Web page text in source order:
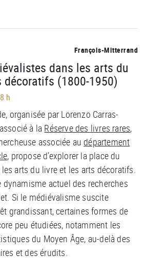
François-Mitterrand
dans les arts du
(1800-1950)
h
organisée par Lorenzo Carras-
à la Réserve des livres rares,
associée au département
, propose d’explorer la place du
arts du livre et les arts décoratifs.
dynamisme actuel des recherches
Si le médiévalisme suscite
grandissant, certaines formes de
peu étudiées, notamment les
du Moyen Âge, au-delà des
et des érudits.